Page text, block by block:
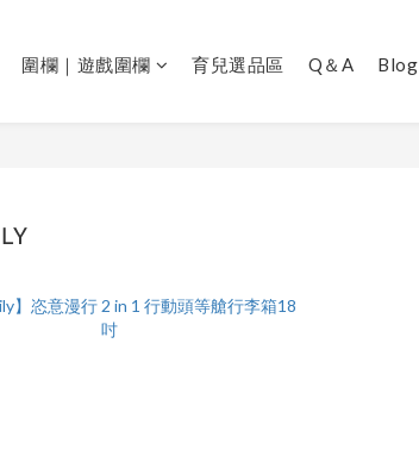
圍欄｜遊戲圍欄 育兒選品區 Q＆A Blog